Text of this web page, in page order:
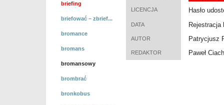
briefing
briefować – zbrief...
bromance
bromans
bromansowy
brombrać
bronkobus
LICENCJA Hasło
DATA Rejestracja
AUTOR Patrycjusz
REDAKTOR Paweł Ciach